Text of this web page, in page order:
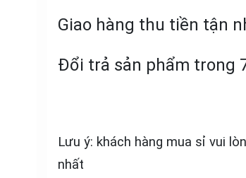
Giao hàng thu tiền tận
Đổi trả sản phẩm trong
Lưu ý: khách hàng mua sỉ vui
nhất